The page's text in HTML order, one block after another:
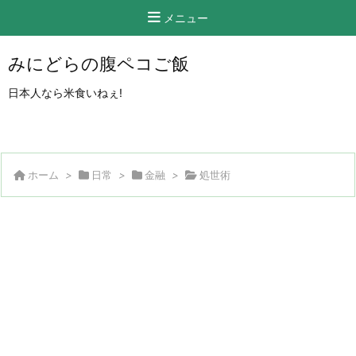
メニュー
みにどらの腹ペコご飯
日本人なら米食いねぇ!
ホーム > 日常 > 金融 > 処世術